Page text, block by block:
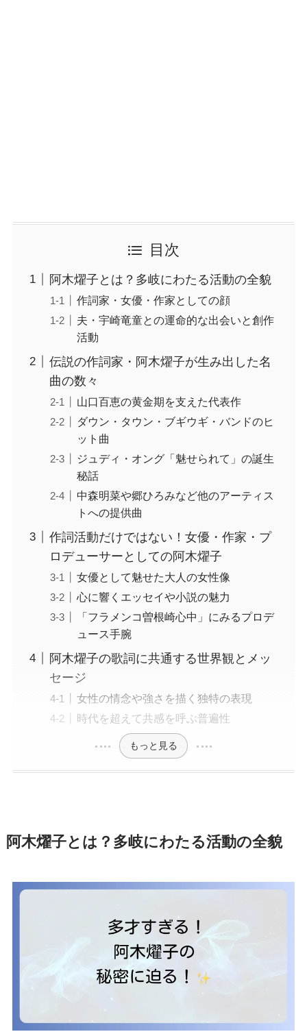
目次
阿木燿子とは？多岐にわたる活動の全貌
作詞家・女優・作家としての顔
夫・宇崎竜童との運命的な出会いと創作
活動
伝説の作詞家・阿木燿子が生み出した名
曲の数々
山口百恵の黄金期を支えた代表作
ダウン・タウン・ブギウギ・バンドのヒ
ット曲
ジュディ・オング「魅せられて」の誕生
秘話
中森明菜や郷ひろみなど他のアーティス
トへの提供曲
作詞活動だけではない！女優・作家・プ
ロデューサーとしての阿木燿子
女優として魅せた大人の女性像
心に響くエッセイや小説の魅力
「フラメンコ曽根崎心中」にみるプロデ
ュース手腕
阿木燿子の歌詞に共通する世界観とメッ
セージ
女性の情念や強さを描く独特の表現
時代を超えて共感を呼ぶ普遍性
もっと見る
阿木燿子とは？多岐にわたる活動の全貌